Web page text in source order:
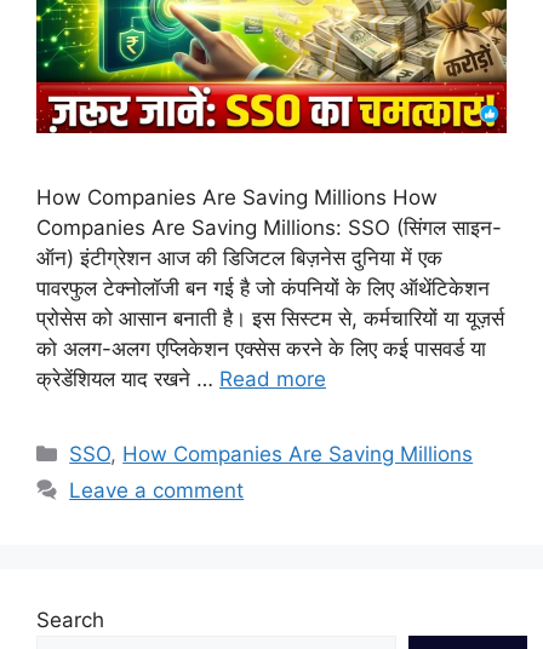
How Companies Are Saving Millions How
Companies Are Saving Millions: SSO (सिंगल साइन-
ऑन) इंटीग्रेशन आज की डिजिटल बिज़नेस दुनिया में एक
पावरफुल टेक्नोलॉजी बन गई है जो कंपनियों के लिए ऑथेंटिकेशन
प्रोसेस को आसान बनाती है। इस सिस्टम से, कर्मचारियों या यूज़र्स
को अलग-अलग एप्लिकेशन एक्सेस करने के लिए कई पासवर्ड या
क्रेडेंशियल याद रखने … Read more
Categories
SSO, How Companies Are Saving Millions
Leave a comment
Search